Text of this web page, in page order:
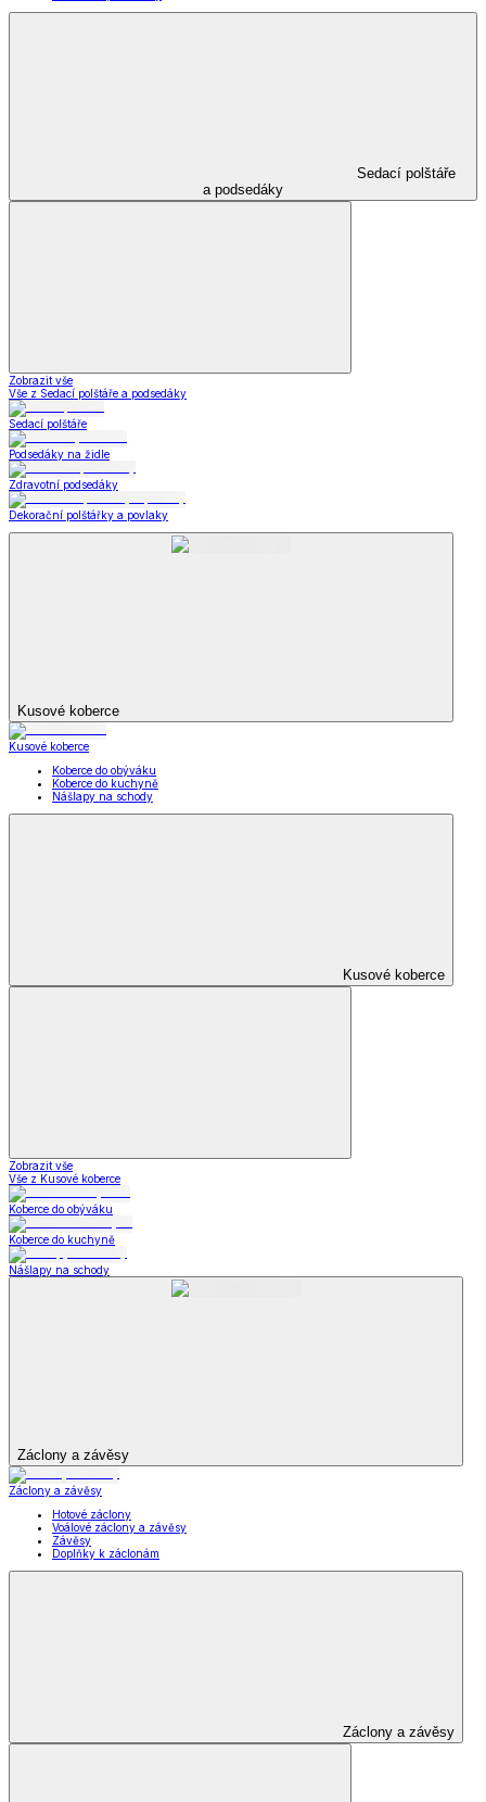
Sedací polštáře
a podsedáky
Zobrazit vše
Vše z Sedací polštáře a podsedáky
Sedací polštáře
Podsedáky na židle
Zdravotní podsedáky
Dekorační polštářky a povlaky
Kusové koberce
Kusové koberce
Koberce do obýváku
Koberce do kuchyně
Nášlapy na schody
Kusové koberce
Zobrazit vše
Vše z Kusové koberce
Koberce do obýváku
Koberce do kuchyně
Nášlapy na schody
Záclony a závěsy
Záclony a závěsy
Hotové záclony
Voálové záclony a závěsy
Závěsy
Doplňky k záclonám
Záclony a závěsy